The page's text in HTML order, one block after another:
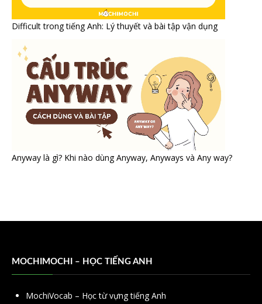
Difficult trong tiếng Anh: Lý thuyết và bài tập vận dụng
Anyway là gì? Khi nào dùng Anyway, Anyways và Any way?
MOCHIMOCHI – HỌC TIẾNG ANH
MochiVocab – Học từ vựng tiếng Anh